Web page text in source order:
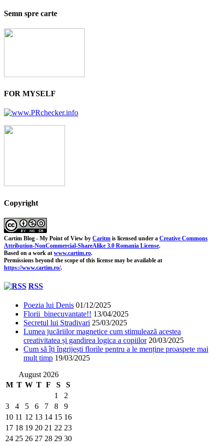
Semn spre carte
FOR MYSELF
Copyright
Cartim Blog - My Point of View by Caritm is licensed under a Creative Commons
Attribution-NonCommercial-ShareAlike 3.0 Romania License.
Based on a work at www.cartim.ro.
Permissions beyond the scope of this license may be available at
https://www.cartim.ro/.
RSS
Poezia lui Denis 01/12/2025
Florii binecuvantate!! 13/04/2025
Secretul lui Stradivari 25/03/2025
Lumea jucăriilor magnetice cum stimulează acestea
creativitatea și gandirea logica a copiilor 20/03/2025
Cum să îți îngrijești florile pentru a le menține proaspete mai
mult timp 19/03/2025
August 2026
M T W T F S
S
1
2
3
4 5 6 7 8
9
10 11 12 13 14 15 16
17 18 19 20 21 22 23
24 25 26 27 28 29 30